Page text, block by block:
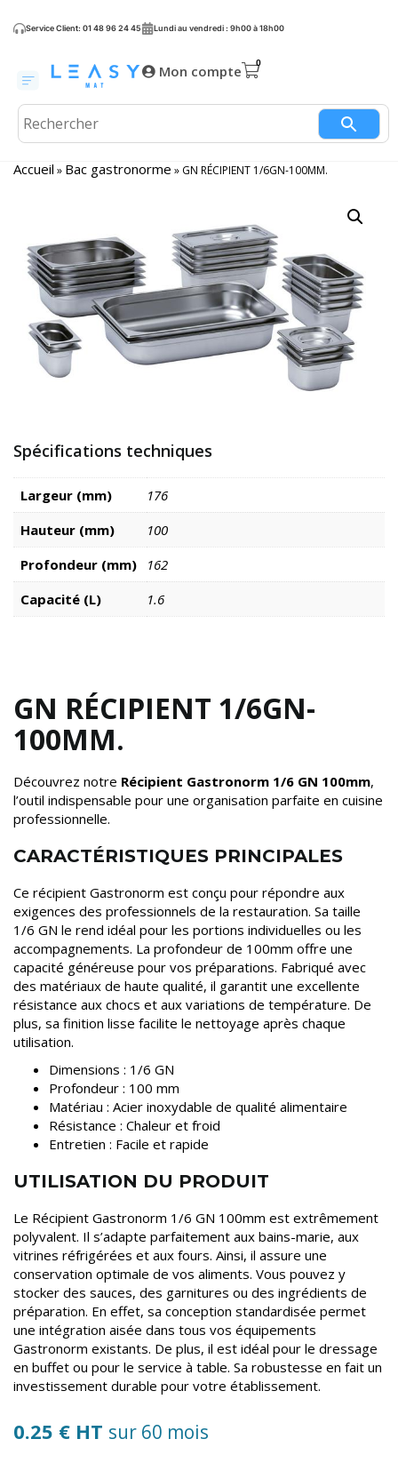
Service Client: 01 48 96 24 45 Lundi au vendredi : 9h00 à 18h00
Mon compte
Accueil » Bac gastronorme » GN RÉCIPIENT 1/6GN-100MM.
Spécifications techniques
Largeur (mm)
176
Hauteur (mm)
100
Profondeur (mm)
162
Capacité (L)
1.6
GN RÉCIPIENT 1/6GN-
100MM.
Découvrez notre Récipient Gastronorm 1/6 GN 100mm,
l’outil indispensable pour une organisation parfaite en cuisine
professionnelle.
CARACTÉRISTIQUES PRINCIPALES
Ce récipient Gastronorm est conçu pour répondre aux
exigences des professionnels de la restauration. Sa taille
1/6 GN le rend idéal pour les portions individuelles ou les
accompagnements. La profondeur de 100mm offre une
capacité généreuse pour vos préparations. Fabriqué avec
des matériaux de haute qualité, il garantit une excellente
résistance aux chocs et aux variations de température. De
plus, sa finition lisse facilite le nettoyage après chaque
utilisation.
Dimensions : 1/6 GN
Profondeur : 100 mm
Matériau : Acier inoxydable de qualité alimentaire
Résistance : Chaleur et froid
Entretien : Facile et rapide
UTILISATION DU PRODUIT
Le Récipient Gastronorm 1/6 GN 100mm est extrêmement
polyvalent. Il s’adapte parfaitement aux bains-marie, aux
vitrines réfrigérées et aux fours. Ainsi, il assure une
conservation optimale de vos aliments. Vous pouvez y
stocker des sauces, des garnitures ou des ingrédients de
préparation. En effet, sa conception standardisée permet
une intégration aisée dans tous vos équipements
Gastronorm existants. De plus, il est idéal pour le dressage
en buffet ou pour le service à table. Sa robustesse en fait un
investissement durable pour votre établissement.
0.25 € HT sur 60 mois